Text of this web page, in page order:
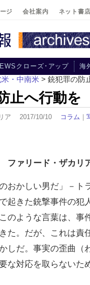
ジ 会社案内 ネット書店
クローズ･アップ 海
米・中南米 > 銃犯罪の防
止へ行動を
リア 2017/10/10 コラム ｜
ファリード・ザカリ
おかしい男だ」－ト
起きた銃撃事件の犯
のような言葉は、事
た。だが、これは責
しだ。事実の歪曲（
な対応を取らないた